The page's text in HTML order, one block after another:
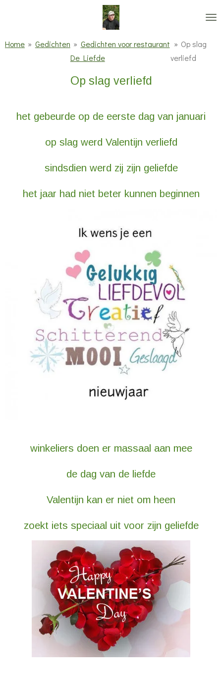
Home » Gedichten » Gedichten voor restaurant
De Liefde
» Op slag
verliefd
Op slag verliefd
het gebeurde op de eerste dag van januari
op slag werd Valentijn verliefd
sindsdien werd zij zijn geliefde
het jaar had niet beter kunnen beginnen
winkeliers doen er massaal aan mee
de dag van de liefde
Valentijn kan er niet om heen
zoekt iets speciaal uit voor zijn geliefde